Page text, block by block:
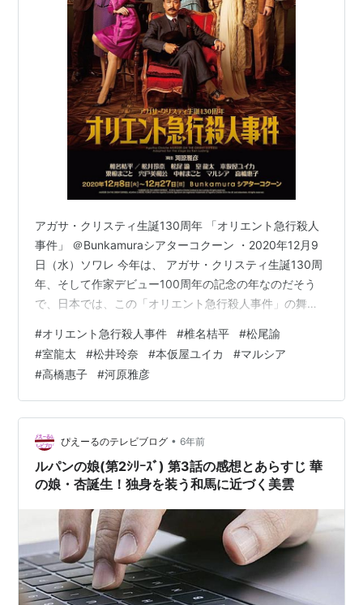
アガサ・クリスティ生誕130周年 「オリエント急行殺人
事件」 ＠Bunkamuraシアターコクーン ・2020年12月9
日（水）ソワレ 今年は、 アガサ・クリスティ生誕130周
年、そして作家デビュー100周年の記念の年なのだそう
で、日本では、この「オリエント急行殺人事件」の舞台
るそうです！まさに今年は、アガサ・クリスティイヤー
なんですね！ さて、オリエント急行殺人事件。アガサ・
クリスティの超有名な作品。知ってるような、知らない
ような…と思いながら、最後の最後の種明かしの結末ま
で見てから、ああっ！このお話、知ってるわー！…とな
りました（…
#オリエント急行殺人事件 #椎名桔平 #松尾諭
#室龍太 #松井玲奈 #本仮屋ユイカ #マルシア
#高橋惠子 #河原雅彦
ぴえーるのテレビブログ • 6年前
ルパンの娘(第2ｼﾘｰｽﾞ) 第3話の感想とあらすじ 華
の娘・杏誕生！独身を装う和馬に近づく美雲